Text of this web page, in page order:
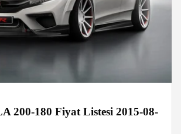
200-180 Fiyat Listesi 2015-08-